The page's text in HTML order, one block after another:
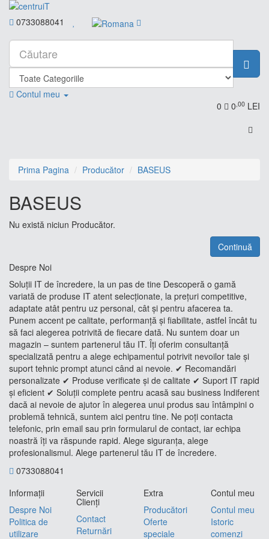
0733088041
Contul meu
0
0,00 LEI
Prima Pagina Producător BASEUS
BASEUS
Nu există niciun Producător.
Continuă
Despre Noi
Soluții IT de încredere, la un pas de tine Descoperă o gamă
variată de produse IT atent selecționate, la prețuri competitive,
adaptate atât pentru uz personal, cât și pentru afacerea ta.
Punem accent pe calitate, performanță și fiabilitate, astfel încât tu
să faci alegerea potrivită de fiecare dată. Nu suntem doar un
magazin – suntem partenerul tău IT. Îți oferim consultanță
specializată pentru a alege echipamentul potrivit nevoilor tale și
suport tehnic prompt atunci când ai nevoie. ✔ Recomandări
personalizate ✔ Produse verificate și de calitate ✔ Suport IT rapid
și eficient ✔ Soluții complete pentru acasă sau business Indiferent
dacă ai nevoie de ajutor în alegerea unui produs sau întâmpini o
problemă tehnică, suntem aici pentru tine. Ne poți contacta
telefonic, prin email sau prin formularul de contact, iar echipa
noastră îți va răspunde rapid. Alege siguranța, alege
profesionalismul. Alege partenerul tău IT de încredere.
0733088041
Informaţii
Despre Noi
Politica de
utilizare
Servicii
Clienţi
Contact
Returnări
Extra
Producători
Oferte
speciale
Contul meu
Contul meu
Istoric
comenzi